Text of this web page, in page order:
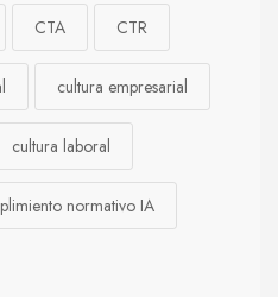
CTA CTR
cultura empresarial
cultura laboral
normativo IA